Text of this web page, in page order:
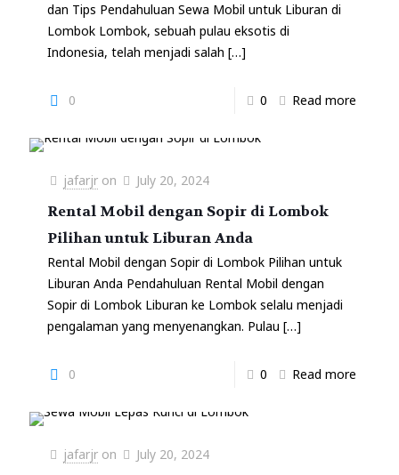
dan Tips Pendahuluan Sewa Mobil untuk Liburan di
Lombok Lombok, sebuah pulau eksotis di
Indonesia, telah menjadi salah […]
0 0 Read more
jafarjr on July 20, 2024
Rental Mobil dengan Sopir di Lombok
Pilihan untuk Liburan Anda
Rental Mobil dengan Sopir di Lombok Pilihan untuk
Liburan Anda Pendahuluan Rental Mobil dengan
Sopir di Lombok Liburan ke Lombok selalu menjadi
pengalaman yang menyenangkan. Pulau […]
0 0 Read more
jafarjr on July 20, 2024